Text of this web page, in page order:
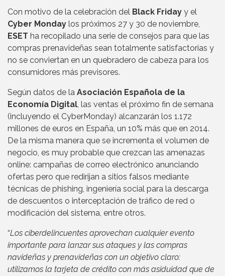
Con motivo de la celebración del Black Friday y el
Cyber Monday los próximos 27 y 30 de noviembre,
ESET ha recopilado una serie de consejos para que las
compras prenavideñas sean totalmente satisfactorias y
no se conviertan en un quebradero de cabeza para los
consumidores más previsores.
Según datos de la Asociación Española de la
Economía Digital, las ventas el próximo fin de semana
(incluyendo el CyberMonday) alcanzarán los 1.172
millones de euros en España, un 10% más que en 2014.
De la misma manera que se incrementa el volumen de
negocio, es muy probable que crezcan las amenazas
online: campañas de correo electrónico anunciando
ofertas pero que redirijan a sitios falsos mediante
técnicas de phishing, ingeniería social para la descarga
de descuentos o interceptación de tráfico de red o
modificación del sistema, entre otros.
“Los ciberdelincuentes aprovechan cualquier evento
importante para lanzar sus ataques y las compras
navideñas y prenavideñas con un objetivo claro:
utilizamos la tarjeta de crédito con más asiduidad que de